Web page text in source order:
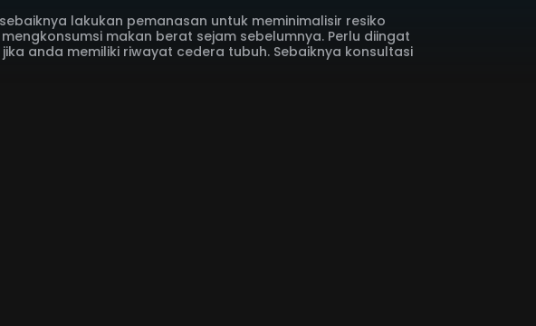
lakukan pemanasan untuk meminimalisir resiko
makan berat sejam sebelumnya. Perlu diingat
anda memiliki riwayat cedera tubuh. Sebaiknya konsultasi